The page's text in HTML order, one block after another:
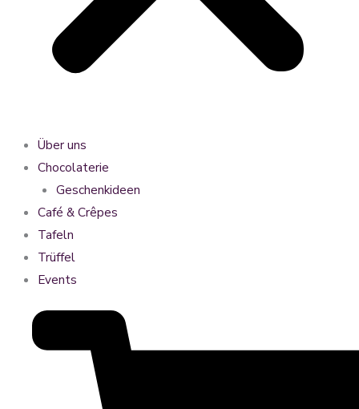
Über uns
Chocolaterie
Geschenkideen
Café & Crêpes
Tafeln
Trüffel
Events